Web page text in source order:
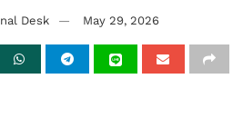
Desk May 29, 2026